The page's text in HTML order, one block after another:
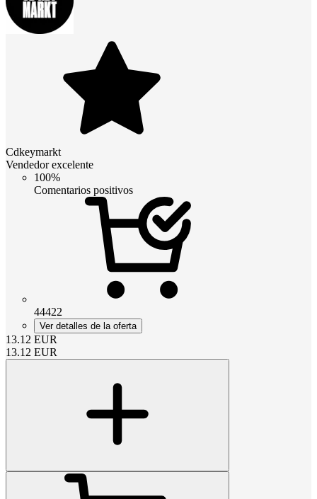
Cdkeymarkt
Vendedor excelente
100%
Comentarios positivos
44422
Ver detalles de la oferta
13.12 EUR
13.12 EUR